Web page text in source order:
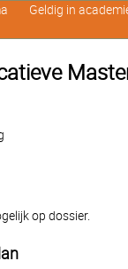
op dossier.
Geldig in